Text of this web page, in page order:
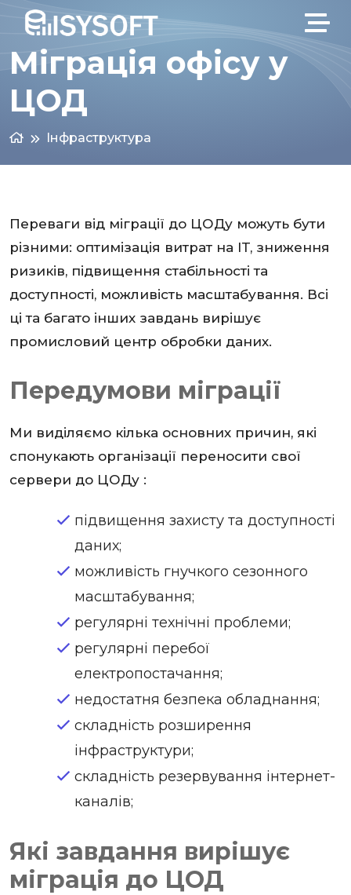
Міграція офісу у
ЦОД
Інфраструктура
Переваги від міграції до ЦОДу можуть бути
різними: оптимізація витрат на IT, зниження
ризиків, підвищення стабільності та
доступності, можливість масштабування. Всі
ці та багато інших завдань вирішує
промисловий центр обробки даних.
Передумови міграції
Ми виділяємо кілька основних причин, які
спонукають організації переносити свої
сервери до ЦОДу :
підвищення захисту та доступності
даних;
можливість гнучкого сезонного
масштабування;
регулярні технічні проблеми;
регулярні перебої
електропостачання;
недостатня безпека обладнання;
складність розширення
інфраструктури;
складність резервування інтернет-
каналів;
Які завдання вирішує
міграція до ЦОД